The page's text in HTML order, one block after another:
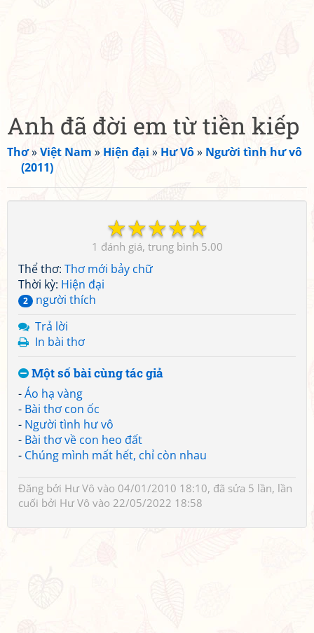
Anh đã đời em từ tiền kiếp
Thơ»Việt Nam » Hiện đại » Hư Vô» Người tình hư vô
(2011)
☆
☆
☆
☆
☆
1 5.00
Thể thơ: Thơ mới bảy chữ
Thời kỳ: Hiện đại
2
người thích
Trả lời
In bài thơ
Một số bài cùng tác giả
-Áo hạ vàng
- Bài thơ con ốc
- Người tình hư vô
- Bài thơ về con heo đất
- Chúng mình mất hết, chỉ còn nhau
Đăng bởi Hư Vô vào 04/01/2010 18:10, đã sửa 5 lần, lần
cuối bởi Hư Vô vào 22/05/2022 18:58